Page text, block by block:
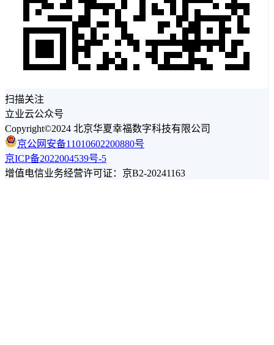
扫描关注
立业云公众号
Copyright©2024 北京华夏幸福数字科技有限公司
京公网安备11010602200880号
京ICP备2022004539号-5
增值电信业务经营许可证：京B2-20241163